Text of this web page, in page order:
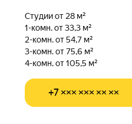
Студии от 28 м²
1-комн. от 33,3 м²
2-комн. от 54,7 м²
3-комн. от 75,6 м²
4-комн. от 105,5 м²
+7 ××× ××× ×× ××